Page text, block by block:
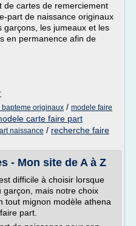
de cartes de remerciement
part de naissance originaux
garçons, les jumeaux et les
en permanence afin de
originaux / modele faire
carte faire part
naissance / recherche faire
- Mon site de A à Z
difficile à choisir lorsque
garçon, mais notre choix
tout mignon modèle athena
part.